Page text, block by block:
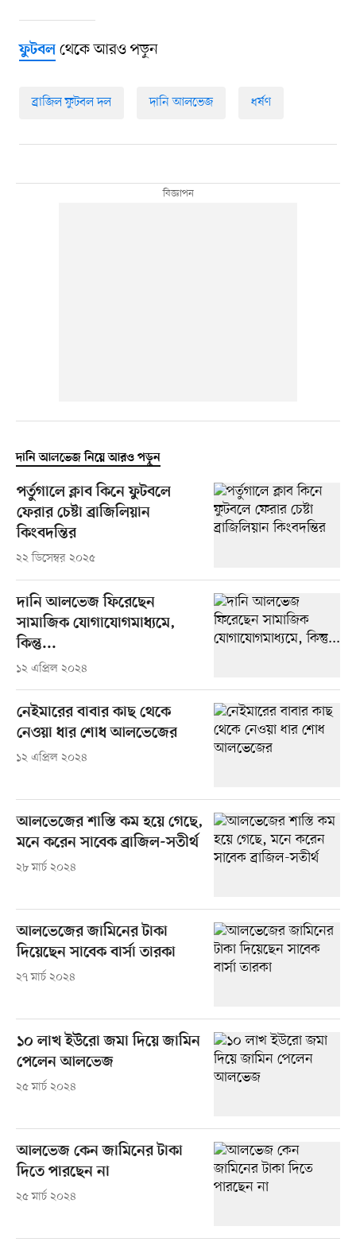
ফুটবলথেকে আরও পড়ুন
ব্রাজিল ফুটবল দল দানি আলভেজ ধর্ষণ
দানি আলভেজ নিয়ে আরও পড়ুন
পর্তুগালে ক্লাব কিনে ফুটবলে
ফেরার চেষ্টা ব্রাজিলিয়ান
কিংবদন্তির
২২ ডিসেম্বর ২০২৫
দানি আলভেজ ফিরেছেন
সামাজিক যোগাযোগমাধ্যমে,
কিন্তু...
১২ এপ্রিল ২০২৪
নেইমারের বাবার কাছ থেকে
নেওয়া ধার শোধ আলভেজের
১২ এপ্রিল ২০২৪
আলভেজের শাস্তি কম হয়ে গেছে,
মনে করেন সাবেক ব্রাজিল-সতীর্থ
২৮ মার্চ ২০২৪
আলভেজের জামিনের টাকা
দিয়েছেন সাবেক বার্সা তারকা
২৭ মার্চ ২০২৪
১০ লাখ ইউরো জমা দিয়ে জামিন
পেলেন আলভেজ
২৫ মার্চ ২০২৪
আলভেজ কেন জামিনের টাকা
দিতে পারছেন না
২৫ মার্চ ২০২৪